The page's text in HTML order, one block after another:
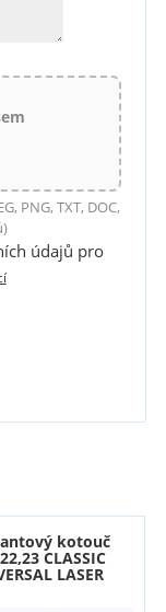
PNG, TXT, DOC,
údajů pro
kotouč
CLASSIC
LASER